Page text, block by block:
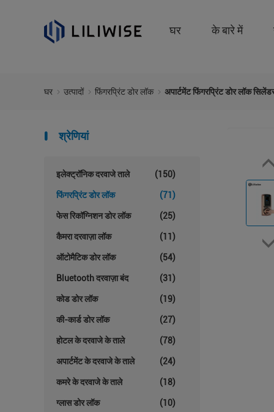
घर के बारे में
घर उत्पादों फिंगरप्रिंट डोर लॉक अपार्टमेंट फिंगरप्रिंट डोर लॉक
श्रेणियां
इलेक्ट्रॉनिक दरवाजे ताले (150)
फिंगरप्रिंट डोर लॉक (71)
फेस रिकॉग्निशन डोर लॉक (25)
कैमरा दरवाज़ा लॉक (11)
ऑटोमैटिक डोर लॉक (54)
Bluetooth दरवाज़ा बंद (31)
कोड डोर लॉक (19)
की-कार्ड डोर लॉक (27)
होटल के दरवाजे के ताले (78)
अपार्टमेंट के दरवाजे के ताले (24)
कमरे के दरवाजे के ताले (18)
ग्लास डोर लॉक (10)